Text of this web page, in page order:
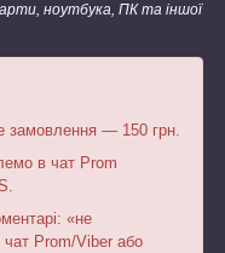
ноутбука, ПК та іншої
замовлення — 150 грн.
в чат Prom
«не
чат Prom/Viber або